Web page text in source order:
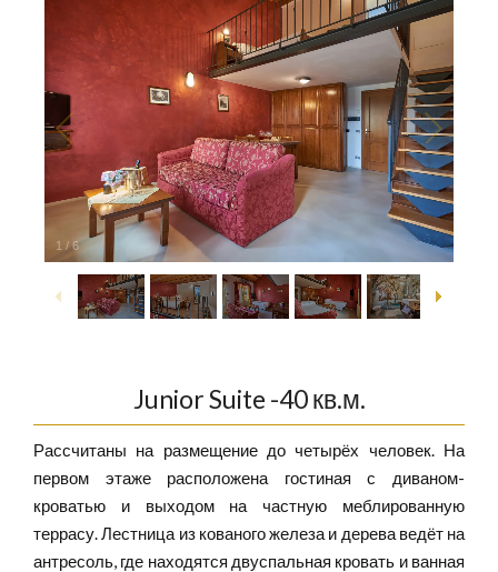
1 /6
Junior Suite -40 кв.м.
Рассчитаны на размещение до четырёх человек. На
первом этаже расположена гостиная с диваном-
кроватью и выходом на частную меблированную
террасу. Лестница из кованого железа и дерева ведёт на
антресоль, где находятся двуспальная кровать и ванная